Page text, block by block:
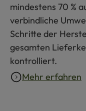
mindestens 70 %
verbindliche
Schritte der
gesamten
kontrolliert.
Mehr erfahren